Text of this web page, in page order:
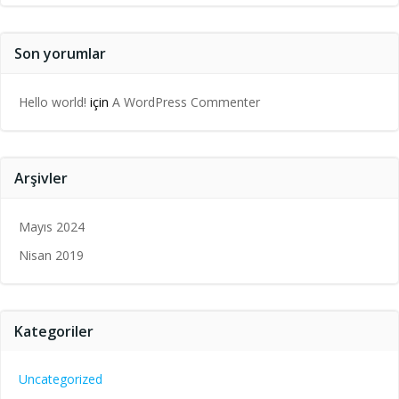
Son yorumlar
Hello world! için A WordPress Commenter
Arşivler
Mayıs 2024
Nisan 2019
Kategoriler
Uncategorized